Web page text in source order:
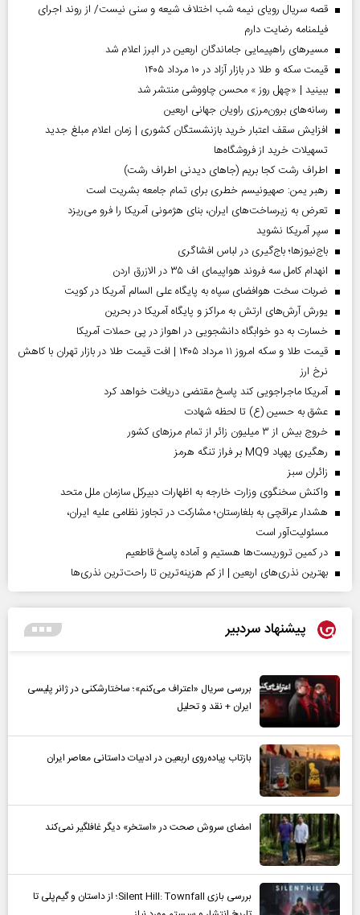
قصه سریال رویای نیمه شب اختلاف شیعه و سنی نیست/ از روند اجرای
فیلمنامه رضایت دارم
مسیر‌های راهپیمایی جاماندگان اربعین در البرز اعلام شد
قیمت سکه و طلا در بازار آزاد در ۱۰ مرداد ۱۴۰۵
ببینید | «چهل روز » محسن چاووشی منتشر شد
رسانه‌های برون‌مرزی راویان جهانی اربعین
افزایش سقف اعتبار خرید بازنشستگان کشوری | زمان اعلام مبلغ جدید
تسهیلات خرید از فروشگاه‌ها
اطراف رشت کجا بریم (جاهای دیدنی اطراف رشت)
رهبر یمن: صهیونیسم خطری برای تمام جامعه بشریت است
تعرض به زیرساخت‌های ایران، بنای هژمونی آمریکا را فرو می‌ریزد
سپر آمریکا نشوید
باج‌نیوزها؛ باج‌گیری در لباس افشاگری
انهدام کامل سه فروند هواپیمای اف ۳۵ در الازرق اردن
ضربات سخت هوافضای سپاه به پایگاه علی السالم آمریکا در کویت
یورش آرش‌های ارتش به مراکز و پایگاه‌ آمریکا در بحرین
خسارت به دو خوابگاه دانشجویی در اهواز در پی حملات آمریکا
قیمت طلا و سکه امروز ۱۱ مرداد ۱۴۰۵ | افت قیمت طلا در بازار تهران با کاهش
نرخ ارز
آمریکا ماجراجویی کند پاسخ مقتضی دریافت خواهد کرد
عشق به حسین (ع) تا لحظه شهادت
خروج بیش از ۳ میلیون زائر از تمام مرز‌های کشور
رهگیری پهپاد MQ9 بر فراز تنگه هرمز
‌زائران سبز
واکنش سخنگوی وزارت خارجه به اظهارات دبیرکل سازمان ملل متحد
هشدار عراقچی به بلغارستان؛ مشارکت در تجاوز نظامی علیه ایران،
مسئولیت‌آور است
در کمین تروریست‌ها هستیم و آماده پاسخ قاطعیم
بهترین نذری‌های اربعین | از کم هزینه‌ترین تا راحت‌ترین نذری‌ها
پیشنهاد سردبیر
بررسی سریال «اعتراف می‌کنم»؛ ساختارشکنی در ژانر پلیسی
ایران + نقد و تحلیل
بازتاب پیاده‌روی اربعین در ادبیات داستانی معاصر ایران
امضای سروش صحت در «استخر» دیگر غافلگیر نمی‌کند
بررسی بازی Silent Hill: Townfall؛ از داستان و گیم‌پلی تا